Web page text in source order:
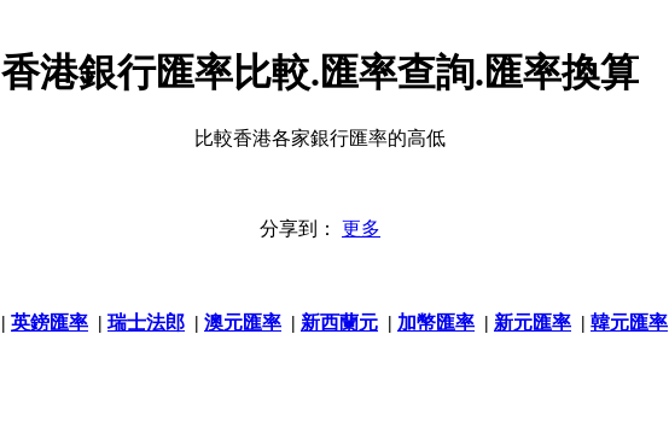
香港銀行匯率比較.匯率查詢.匯率換算
比較香港各家銀行匯率的高低
分享到： 更多
| 英鎊匯率 | 瑞士法郎 | 澳元匯率 | 新西蘭元 | 加幣匯率 | 新元匯率 | 韓元匯率